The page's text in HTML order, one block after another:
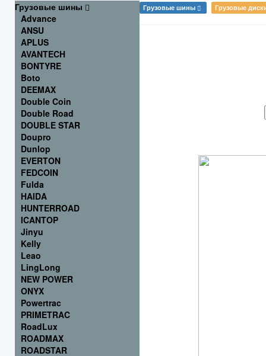
Грузовые шины
Advance
ANSU
APLUS
AVANTECH
BONTYRE
Boto
DEEMAX
Double Coin
Double Road
DOUBLE STAR
Doupro
Dunlop
EVERTON
FEDCOIN
Fulda
HAIDA
HUNTERROAD
ICANTOP
Jinyu
Kelly
Leao
LingLong
NEW POWER
ONYX
Powertrac
PRIMETRAC
RoadLux
ROADMAX
ROADSTAR
Грузовые шины | Грузовые